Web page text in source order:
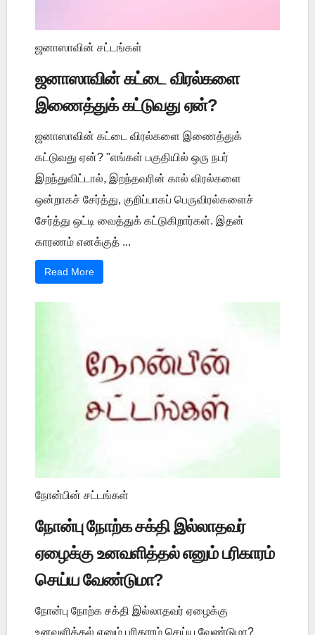
ஜனாஸாவின் சட்டங்கள்
ஜனாஸாவின் கட்டை விரல்களை
இணைத்துக் கட்டுவது ஏன்?
ஜனாஸாவின் கட்டை விரல்களை இணைத்துக்
கட்டுவது ஏன்? "எங்கள் பகுதியில் ஒரு நபர்
இறந்துவிட்டால், இறந்தவரின் கால் விரல்களை
ஒன்றாகச் சேர்த்து, குறிப்பாகப் பெருவிரல்களைச்
சேர்த்து ஒட்டி வைத்துக் கட்டுகிறார்கள். இதன்
காரணம் எனக்குத் ...
Read More
நோன்பின் சட்டங்கள்
நோன்பு நோற்க சக்தி இல்லாதவர்
ஏழைக்கு உனவளித்தல் எனும் பரிகாரம்
செய்ய வேண்டுமா?
நோன்பு நோற்க சக்தி இல்லாதவர் ஏழைக்கு
உனவளித்தல் எனும் பரிகாரம் செய்ய வேண்டுமா?